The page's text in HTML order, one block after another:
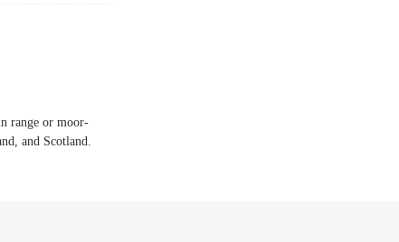
range or moor-
and Scotland.